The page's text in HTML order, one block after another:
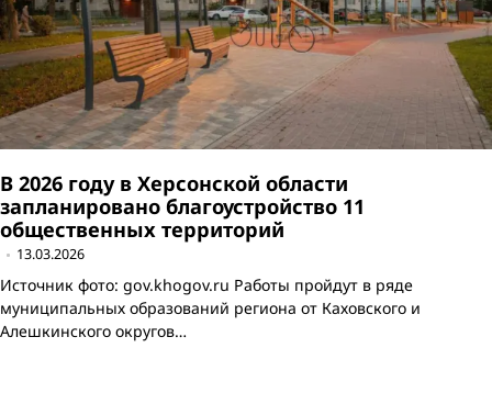
В 2026 году в Херсонской области
запланировано благоустройство 11
общественных территорий
13.03.2026
Источник фото: gov.khogov.ru Работы пройдут в ряде
муниципальных образований региона от Каховского и
Алешкинского округов…